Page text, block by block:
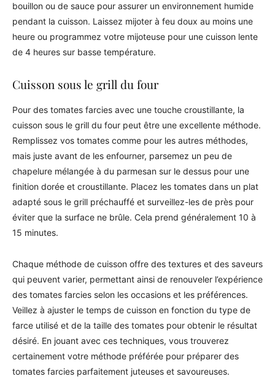
bouillon ou de sauce pour assurer un environnement humide
pendant la cuisson. Laissez mijoter à feu doux au moins une
heure ou programmez votre mijoteuse pour une cuisson lente
de 4 heures sur basse température.
Cuisson sous le grill du four
Pour des tomates farcies avec une touche croustillante, la
cuisson sous le grill du four peut être une excellente méthode.
Remplissez vos tomates comme pour les autres méthodes,
mais juste avant de les enfourner, parsemez un peu de
chapelure mélangée à du parmesan sur le dessus pour une
finition dorée et croustillante. Placez les tomates dans un plat
adapté sous le grill préchauffé et surveillez-les de près pour
éviter que la surface ne brûle. Cela prend généralement 10 à
15 minutes.
Chaque méthode de cuisson offre des textures et des saveurs
qui peuvent varier, permettant ainsi de renouveler l’expérience
des tomates farcies selon les occasions et les préférences.
Veillez à ajuster le temps de cuisson en fonction du type de
farce utilisé et de la taille des tomates pour obtenir le résultat
désiré. En jouant avec ces techniques, vous trouverez
certainement votre méthode préférée pour préparer des
tomates farcies parfaitement juteuses et savoureuses.